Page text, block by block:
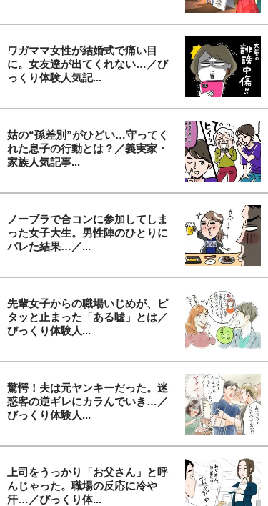
ワガママ女性が結婚式で痛い目
に。女友達が出てくれない…／び
っくり体験人気記...
姑の“孫差別”がひどい…守ってく
れた息子の行動とは？／義実家・
家族人気記事...
ノーブラで合コンに参加してしま
った女子大生。男性陣のひとりに
バレた結果…／...
先輩女子からの職場いじめが、ピ
タッと止まった「ある嘘」とは／
びっくり体験人...
驚愕！夫は元ヤンキーだった。迷
惑客の逆ギレにカラんでいき…／
びっくり体験人...
上司をうっかり「お父さん」と呼
んじゃった。職場の反応に冷や
汗…／びっくり体...